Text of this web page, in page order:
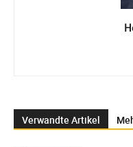
Verwandte Artikel